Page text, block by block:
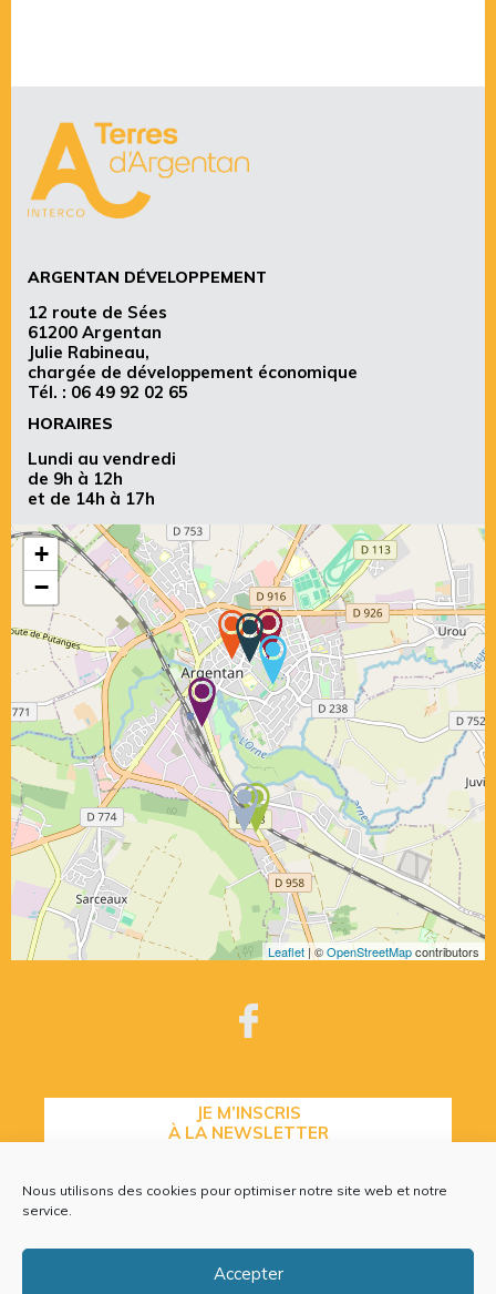
Nous utilisons des cookies pour optimiser notre site web et notre
service.
Accepter
ARGENTAN DÉVELOPPEMENT
12 route de Sées
61200 Argentan
Julie Rabineau,
chargée de développement économique
Tél. : 06 49 92 02 65
HORAIRES
Lundi au vendredi
de 9h à 12h
et de 14h à 17h
+
−
Leaflet | ©OpenStreetMapcontributors
JE M’INSCRIS
À LA NEWSLETTER